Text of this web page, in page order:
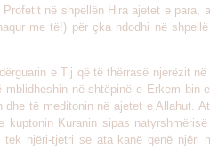
në shpellën Hira ajetet e para,
me të!) për çka ndodhi në
e Tij që të thërrasë njerëzit
mblidheshin në shtëpinë e Erkem bin
dhe të meditonin në ajetet e Allahut.
Kuranin sipas
tek njëri-tjetri se ata kanë qenë njëri